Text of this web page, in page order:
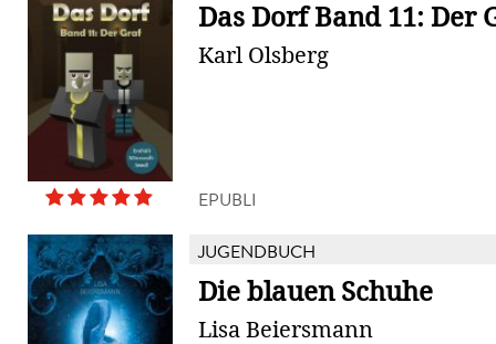
Das Dorf Band 11: Der
Karl Olsberg
EPUBLI
JUGENDBUCH
Die blauen Schuhe
Lisa Beiersmann